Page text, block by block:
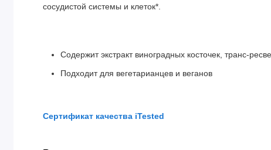
сосудистой системы и клеток*.
Содержит экстракт виноградных косточек, транс-
Подходит для вегетарианцев и веганов
Сертификат качества iTested